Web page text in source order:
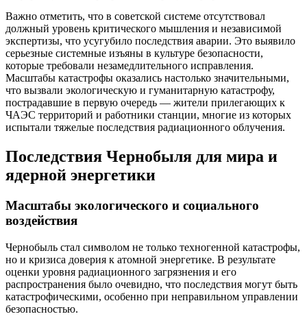
Важно отметить, что в советской системе отсутствовал
должный уровень критического мышления и независимой
экспертизы, что усугубило последствия аварии. Это выявило
серьезные системные изъяны в культуре безопасности,
которые требовали незамедлительного исправления.
Масштабы катастрофы оказались настолько значительными,
что вызвали экологическую и гуманитарную катастрофу,
пострадавшие в первую очередь — жители прилегающих к
ЧАЭС территорий и работники станции, многие из которых
испытали тяжелые последствия радиационного облучения.
Последствия Чернобыля для мира и
ядерной энергетики
Масштабы экологического и социального
воздействия
Чернобыль стал символом не только техногенной катастрофы,
но и кризиса доверия к атомной энергетике. В результате
оценки уровня радиационного загрязнения и его
распространения было очевидно, что последствия могут быть
катастрофическими, особенно при неправильном управлении
безопасностью.